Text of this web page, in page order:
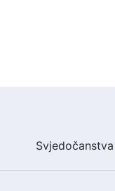
Svjedočanstva